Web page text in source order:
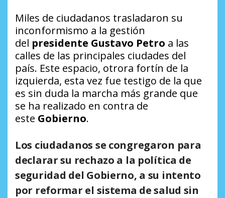
Miles de ciudadanos trasladaron su
inconformismo a la gestión
del presidente Gustavo Petro a las
calles de las principales ciudades del
país. Este espacio, otrora fortín de la
izquierda, esta vez fue testigo de la que
es sin duda la marcha más grande que
se ha realizado en contra de
este Gobierno.
Los ciudadanos se congregaron para
declarar su rechazo a la política de
seguridad del Gobierno, a su intento
por reformar el sistema de salud sin